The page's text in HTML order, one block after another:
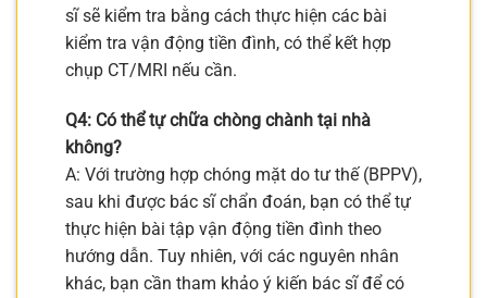
sĩ sẽ kiểm tra bằng cách thực hiện các bài
kiểm tra vận động tiền đình, có thể kết hợp
chụp CT/MRI nếu cần.
Q4: Có thể tự chữa chòng chành tại nhà
không?
A: Với trường hợp chóng mặt do tư thế (BPPV),
sau khi được bác sĩ chẩn đoán, bạn có thể tự
thực hiện bài tập vận động tiền đình theo
hướng dẫn. Tuy nhiên, với các nguyên nhân
khác, bạn cần tham khảo ý kiến bác sĩ để có